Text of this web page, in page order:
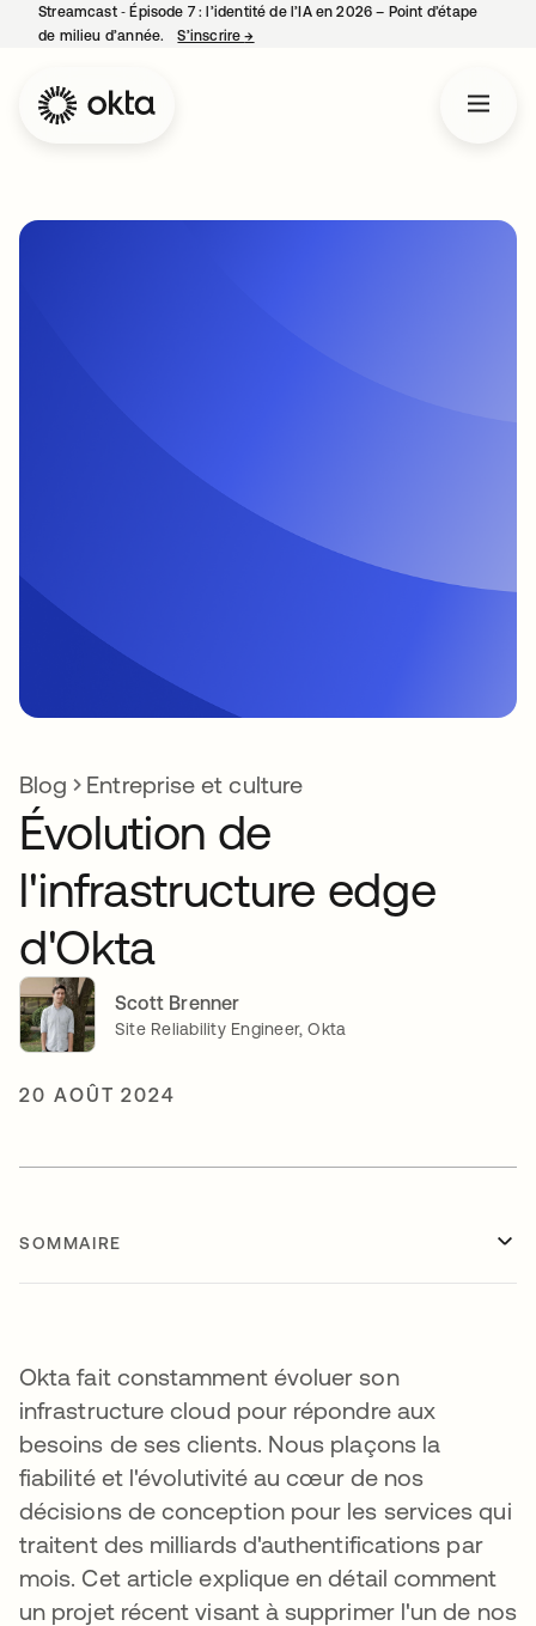
Streamcast ‑ Épisode 7 : l’identité de l’IA en 2026 – Point d’étape
de milieu d’année.
S’inscrire→
Blog Entreprise et culture
Évolution de
l'infrastructure edge
d'Okta
Scott Brenner
Site Reliability Engineer, Okta
20 AOÛT 2024
SOMMAIRE
Okta fait constamment évoluer son
infrastructure cloud pour répondre aux
besoins de ses clients. Nous plaçons la
fiabilité et l'évolutivité au cœur de nos
décisions de conception pour les services qui
traitent des milliards d'authentifications par
mois. Cet article explique en détail comment
un projet récent visant à supprimer l'un de nos